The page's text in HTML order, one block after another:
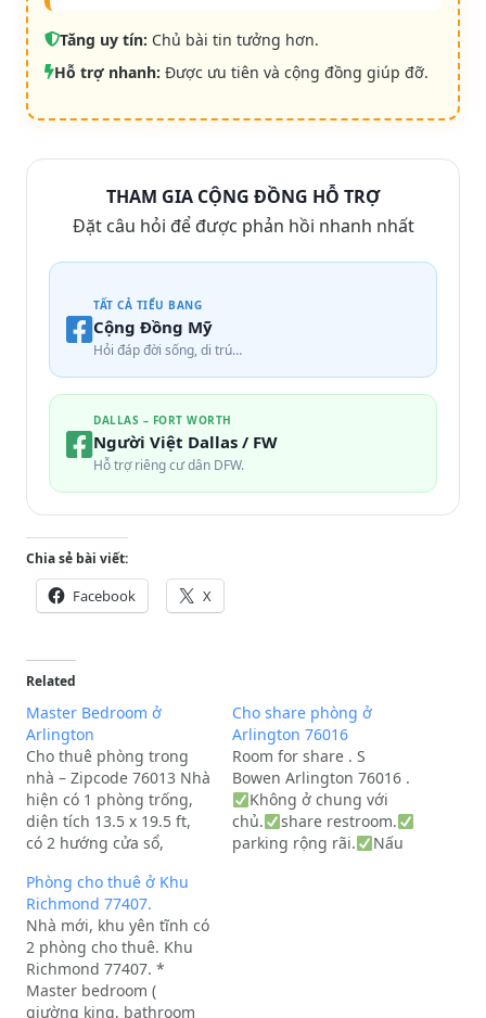
Tăng uy tín: Chủ bài tin tưởng hơn.
Hỗ trợ nhanh: Được ưu tiên và cộng đồng giúp đỡ.
THAM GIA CỘNG ĐỒNG HỖ TRỢ
Đặt câu hỏi để được phản hồi nhanh nhất
TẤT CẢ TIỂU BANG
Cộng Đồng Mỹ
Hỏi đáp đời sống, di trú…
DALLAS – FORT WORTH
Người Việt Dallas / FW
Hỗ trợ riêng cư dân DFW.
Chia sẻ bài viết:
Facebook X
Related
Master Bedroom ở
Arlington
Cho thuê phòng trong
nhà – Zipcode 76013 Nhà
hiện có 1 phòng trống,
diện tích 13.5 x 19.5 ft,
có 2 hướng cửa sổ,
Trong phòng có 2 closet,
rất tiện cho sinh hoạt lâu
dài. Toilet riêng, nằm
ngay bên ngoài cửa
phòng Ưu…
Cho share phòng ở
Arlington 76016
Room for share . S
Bowen Arlington 76016 .
Không ở chung với
chủ.
share restroom.
parking rộng rãi.
Nấu
Phòng cho thuê ở Khu
Richmond 77407.
Nhà mới, khu yên tĩnh có
2 phòng cho thuê. Khu
Richmond 77407. *
Master bedroom (
giường king, bathroom